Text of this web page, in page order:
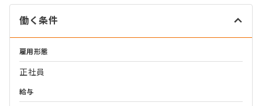
働く条件
雇用形態
正社員
給与